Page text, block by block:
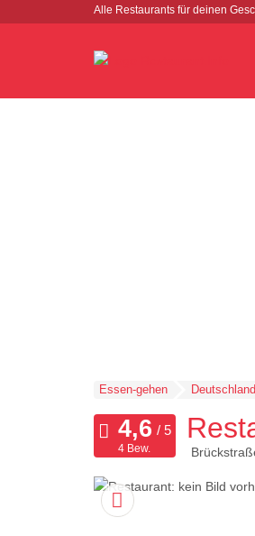
Alle Restaurants für deinen
Essen-gehen Deutschland
4 Bew.